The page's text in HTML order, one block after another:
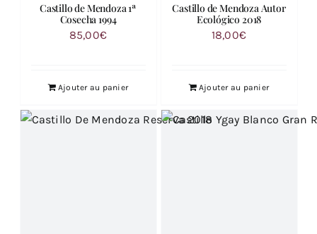
Castillo de Mendoza 1ª
Cosecha 1994
85,00€
Ajouter au panier
Castillo de Mendoza Autor
Ecológico 2018
18,00€
Ajouter au panier